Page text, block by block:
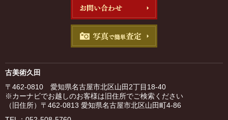
古美術久田
〒462-0810 愛知県名古屋市北区山田2丁目18-40
※カーナビでお越しのお客様は旧住所でご検索ください
（旧住所）〒462-0813 愛知県名古屋市北区山田町4-86